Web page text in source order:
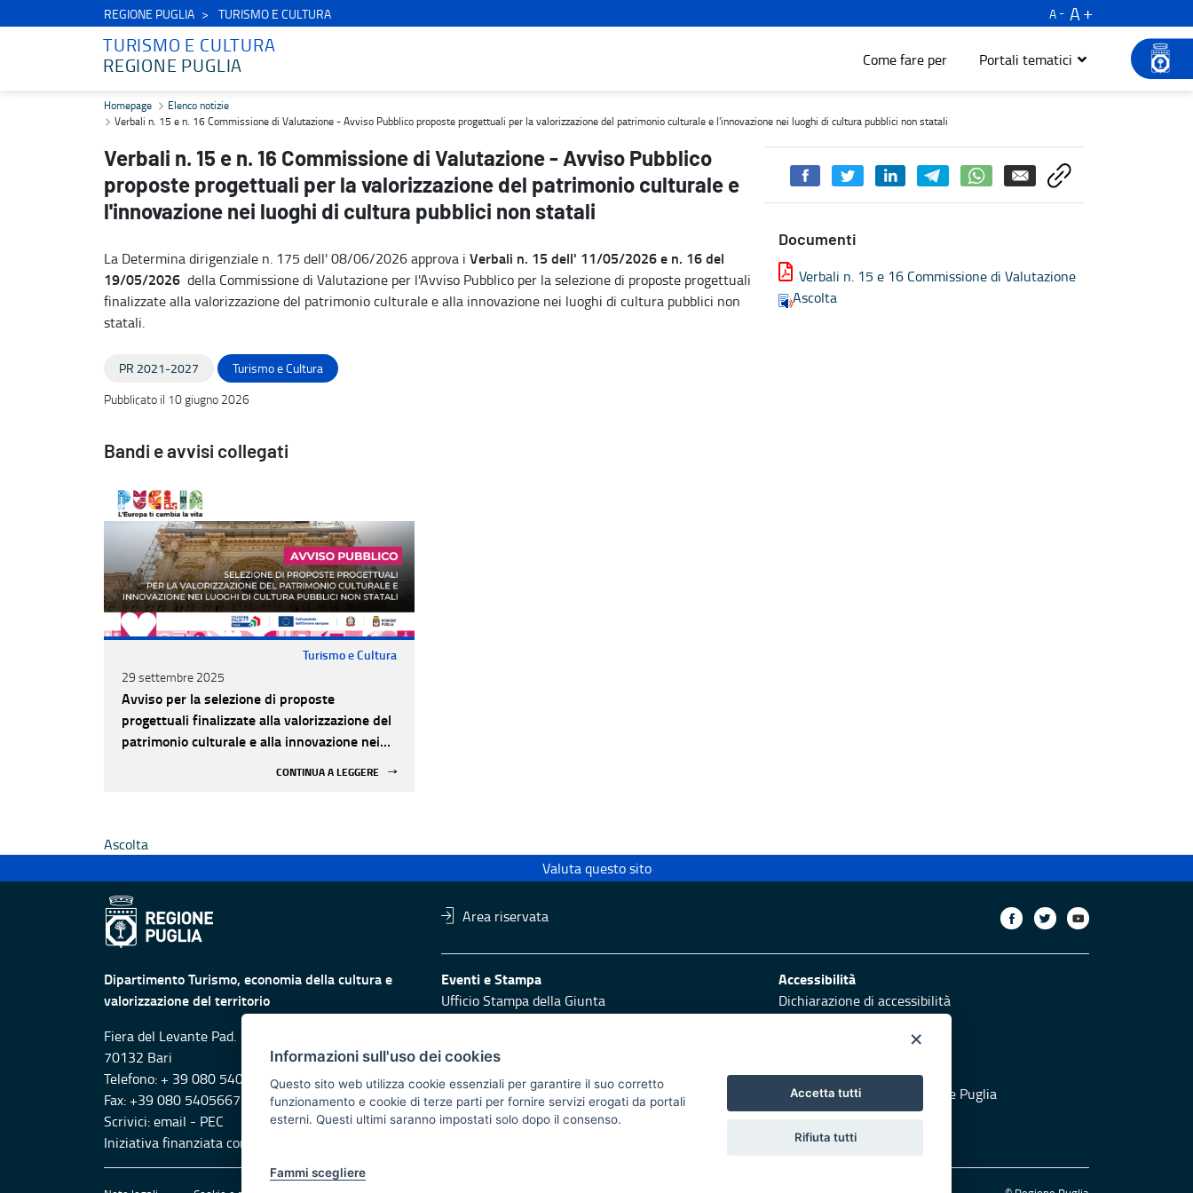
REGIONE PUGLIA TURISMO E CULTURA A
A
TURISMO E CULTURA
REGIONE PUGLIA
Come fare per Portali tematici
Verbali n. 15 e n. 16 Commissione di Valutazione - Avviso Pubblico proposte progettuali per la valorizzazione del patrimonio culturale e l'innovazione nei luoghi di cultura pubblici non statali -
Homepage
Elenco notizie
Verbali n. 15 e n. 16 Commissione di Valutazione - Avviso Pubblico proposte progettuali per la valorizzazione del patrimonio culturale e l'innovazione nei luoghi di cultura pubblici non statali
Verbali n. 15 e n. 16 Commissione di Valutazione - Avviso Pubblico
proposte progettuali per la valorizzazione del patrimonio culturale e
l'innovazione nei luoghi di cultura pubblici non statali
La Determina dirigenziale n. 175 dell' 08/06/2026 approva i Verbali n. 15 dell' 11/05/2026 e n. 16 del
19/05/2026 della Commissione di Valutazione per l'Avviso Pubblico per la selezione di proposte progettuali
finalizzate alla valorizzazione del patrimonio culturale e alla innovazione nei luoghi di cultura pubblici non
statali.
Documenti
Verbali n. 15 e 16 Commissione di Valutazione
Ascolta
PR 2021-2027
Turismo e Cultura
Pubblicato il 10 giugno 2026
Bandi e avvisi collegati
Turismo e Cultura
29 settembre 2025
Avviso per la selezione di proposte
progettuali finalizzate alla valorizzazione del
patrimonio culturale e alla innovazione nei
CONTINUA A LEGGERE
Ascolta
Valuta questo sito
Area riservata
Dipartimento Turismo, economia della cultura e
valorizzazione del territorio
Fiera del Levante Pad. 107, Lungomare Starita -
70132 Bari
Telefono: + 39 080 5405615
Fax: +39 080 5405667
Scrivici:email - PEC
Eventi e Stampa
Ufficio Stampa della Giunta
Press Regione
Accessibilità
Dichiarazione di accessibilità
Obiettivi di accessibilità
Responsabili di pubblicazione
Protezione civile
Vai al sito di Protezione Civile Puglia
Iniziativa finanziata con risorse del POR Puglia 2014/2020 - Asse XI
×
Informazioni sull'uso dei cookies
Questo sito web utilizza cookie essenziali per garantire il suo corretto
funzionamento e cookie di terze parti per fornire servizi erogati da portali
esterni. Questi ultimi saranno impostati solo dopo il consenso.
Fammi scegliere
Accetta tutti
Rifiuta tutti